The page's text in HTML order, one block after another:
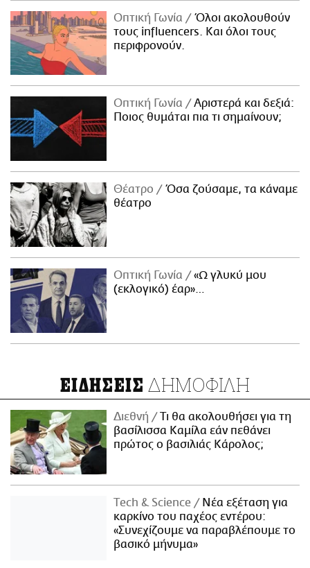
Οπτική Γωνία
Όλοι ακολουθούν
τους influencers. Και όλοι τους
περιφρονούν.
Οπτική Γωνία
Αριστερά και δεξιά:
Ποιος θυμάται πια τι σημαίνουν;
Θέατρο
Όσα ζούσαμε, τα κάναμε
θέατρο
Οπτική Γωνία
«Ω γλυκύ μου
(εκλογικό) έαρ»…
ΕΙΔΗΣΕΙΣ ΔΗΜΟΦΙΛΗ
Διεθνή
Τι θα ακολουθήσει για τη
βασίλισσα Καμίλα εάν πεθάνει
πρώτος ο βασιλιάς Κάρολος;
Τech & Science
Νέα εξέταση για
καρκίνο του παχέος εντέρου:
«Συνεχίζουμε να παραβλέπουμε το
βασικό μήνυμα»